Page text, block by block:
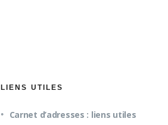
LIENS UTILES
Carnet d’adresses : liens utiles